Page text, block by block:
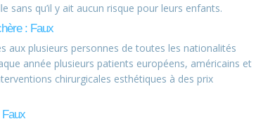
sans qu’il y ait aucun risque pour leurs enfants.
: Faux
aux plusieurs personnes de toutes les nationalités
année plusieurs patients européens, américains et
chirurgicales esthétiques à des prix
Faux